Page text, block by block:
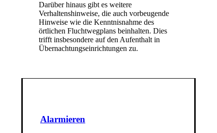
Darüber hinaus gibt es weitere
Verhaltenshinweise, die auch vorbeugende
Hinweise wie die Kenntnisnahme des
örtlichen Fluchtwegplans beinhalten. Dies
trifft insbesondere auf den Aufenthalt in
Übernachtungseinrichtungen zu.
Alarmieren